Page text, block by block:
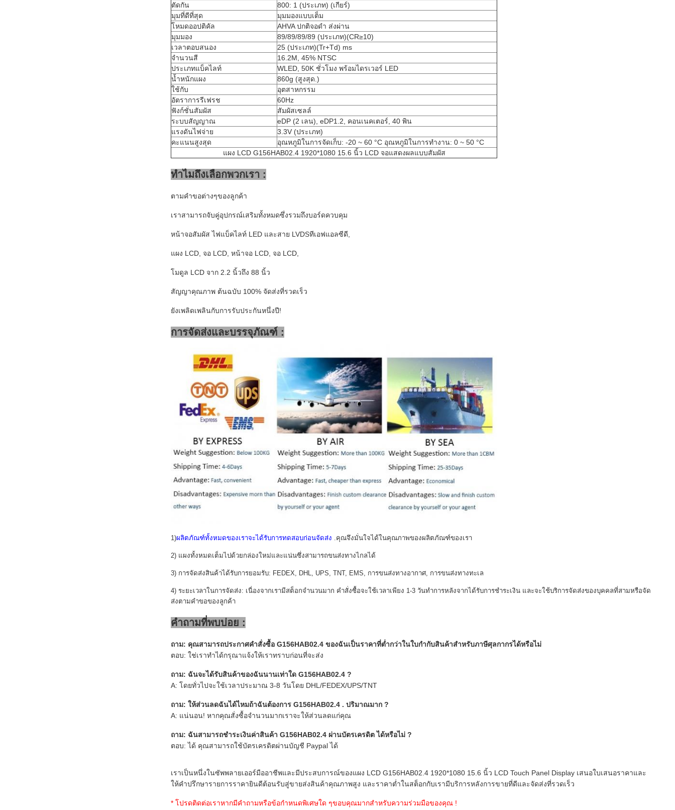
ตัดกัน
800: 1 (ประเภท) (เกียร์)
มุมที่ดีที่สุด
มุมมองแบบเต็ม
โหมดออปติคัล
AHVA ปกติจอดำ ส่งผ่าน
มุมมอง
89/89/89/89 (ประเภท)(CR≥10)
เวลาตอบสนอง
25 (ประเภท)(Tr+Td) ms
จำนวนสี
16.2M, 45% NTSC
ประเภทแบ็คไลท์
WLED, 50K ชั่วโมง พร้อมไดรเวอร์ LED
น้ำหนักแผง
860g (สูงสุด.)
ใช้กับ
อุตสาหกรรม
อัตราการรีเฟรช
60Hz
ฟังก์ชั่นสัมผัส
สัมผัสเซลล์
ระบบสัญญาณ
eDP (2 เลน), eDP1.2, คอนเนคเตอร์, 40 พิน
แรงดันไฟจ่าย
3.3V (ประเภท)
คะแนนสูงสุด
อุณหภูมิในการจัดเก็บ: -20 ~ 60 °C อุณหภูมิในการทำงาน: 0 ~ 50 °C
แผง LCD G156HAB02.4 1920*1080 15.6 นิ้ว LCD จอแสดงผลแบบสัมผัส
ทำไมถึงเลือกพวกเรา :
ตามคำขอต่างๆของลูกค้า
เราสามารถจับคู่อุปกรณ์เสริมทั้งหมดซึ่งรวมถึงบอร์ดควบคุม
หน้าจอสัมผัส ไฟแบ็คไลท์ LED และสาย LVDSทีเอฟแอลซีดี,
แผง LCD, จอ LCD, หน้าจอ LCD, จอ LCD,
โมดูล LCD จาก 2.2 นิ้วถึง 88 นิ้ว
สัญญาคุณภาพ ต้นฉบับ 100% จัดส่งที่รวดเร็ว
ยังเพลิดเพลินกับการรับประกันหนึ่งปี!
การจัดส่งและบรรจุภัณฑ์ :
1)ผลิตภัณฑ์ทั้งหมดของเราจะได้รับการทดสอบก่อนจัดส่ง .คุณจึงมั่นใจได้ในคุณภาพของผลิตภัณฑ์ของเรา
2) แผงทั้งหมดเต็มไปด้วยกล่องใหม่และแน่นซึ่งสามารถขนส่งทางไกลได้
3) การจัดส่งสินค้าได้รับการยอมรับ: FEDEX, DHL, UPS, TNT, EMS, การขนส่งทางอากาศ, การขนส่งทางทะเล
4) ระยะเวลาในการจัดส่ง: เนื่องจากเรามีสต็อกจำนวนมาก คำสั่งซื้อจะใช้เวลาเพียง 1-3 วันทำการหลังจากได้รับการชำระเงิน และจะใช้บริการจัดส่งของบุคคลที่สามหรือจัด
ส่งตามคำขอของลูกค้า
คำถามที่พบบ่อย :
ถาม: คุณสามารถประกาศคำสั่งซื้อ G156HAB02.4 ของฉันเป็นราคาที่ต่ำกว่าในใบกำกับสินค้าสำหรับภาษีศุลกากรได้หรือไม่
ตอบ: ใช่เราทำได้กรุณาแจ้งให้เราทราบก่อนที่จะส่ง
ถาม: ฉันจะได้รับสินค้าของฉันนานเท่าใด G156HAB02.4 ?
A: โดยทั่วไปจะใช้เวลาประมาณ 3-8 วันโดย DHL/FEDEX/UPS/TNT
ถาม: ให้ส่วนลดฉันได้ไหมถ้าฉันต้องการ G156HAB02.4 . ปริมาณมาก ?
A: แน่นอน! หากคุณสั่งซื้อจำนวนมากเราจะให้ส่วนลดแก่คุณ
ถาม: ฉันสามารถชำระเงินค่าสินค้า G156HAB02.4 ผ่านบัตรเครดิต ได้หรือไม่ ?
ตอบ: ได้ คุณสามารถใช้บัตรเครดิตผ่านบัญชี Paypal ได้
เราเป็นหนึ่งในซัพพลายเออร์มืออาชีพและมีประสบการณ์ของแผง LCD G156HAB02.4 1920*1080 15.6 นิ้ว LCD Touch Panel Display เสนอใบเสนอราคาและ
ให้คำปรึกษารายการราคายินดีต้อนรับสู่ขายส่งสินค้าคุณภาพสูง และราคาต่ำในสต็อกกับเรามีบริการหลังการขายที่ดีและจัดส่งที่รวดเร็ว
* โปรดติดต่อเราหากมีคำถามหรือข้อกำหนดพิเศษใด ๆขอบคุณมากสำหรับความร่วมมือของคุณ !